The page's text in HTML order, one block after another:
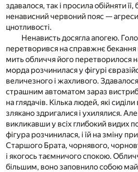
здавалося, так і просила обійняти
ненависний червоний пояс —
цнотливості.
Ненависть досягла апогею.
перетворився на справжнє бекання
мить обличчя його перетворилося
морда розчинилася у фігурі
величезного і жахливого.
страшним автоматом зараз
на глядачів. Кілька людей, які
злякано здригалися і ухилялися.
викликавши у всіх глибокий видих
фігура розчинилася, і їй на зміну
Старшого Брата, чорнявого,
і якогось таємничого спокою.
більшим, воно заповнило собою